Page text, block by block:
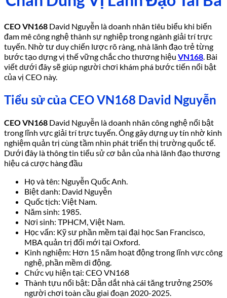
CEO VN168 David Nguyễn là doanh nhân tiêu biểu khi biến
đam mê công nghệ thành sự nghiệp trong ngành giải trí trực
tuyến. Nhờ tư duy chiến lược rõ ràng, nhà lãnh đạo trẻ từng
bước tạo dựng vị thế vững chắc cho thương hiệu VN168. Bài
viết dưới đây sẽ giúp người chơi khám phá bước tiến nổi bật
của vị CEO này.
Tiểu sử của CEO VN168 David Nguyễn
CEO VN168 David Nguyễn là doanh nhân công nghệ nổi bật
trong lĩnh vực giải trí trực tuyến. Ông gây dựng uy tín nhờ kinh
nghiệm quản trị cùng tầm nhìn phát triển thị trường quốc tế.
Dưới đây là thông tin tiểu sử cơ bản của nhà lãnh đạo thương
hiệu cá cược hàng đầu
Họ và tên: Nguyễn Quốc Anh.
Biệt danh: David Nguyễn
Quốc tịch: Việt Nam.
Năm sinh: 1985.
Nơi sinh: TPHCM, Việt Nam.
Học vấn: Kỹ sư phần mềm tại đại học San Francisco,
MBA quản trị đổi mới tại Oxford.
Kinh nghiệm: Hơn 15 năm hoạt động trong lĩnh vực công
nghệ, phần mềm di động.
Chức vụ hiện tại: CEO VN168
Thành tựu nổi bật: Dẫn dắt nhà cái tăng trưởng 250%
người chơi toàn cầu giai đoạn 2020-2025.